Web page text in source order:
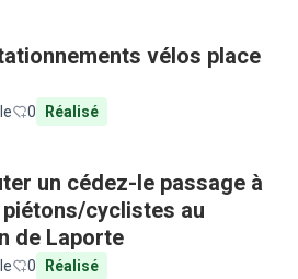
vélos place
0 Réalisé
un cédez-le passage à
cyclistes au
de Laporte
0 Réalisé